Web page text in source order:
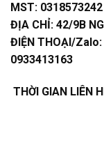
MST: 0318573242
ĐỊA CHỈ: 42/9B
ĐIỆN THOẠI/Zalo:
0933413163
THỜI GIAN LIÊN